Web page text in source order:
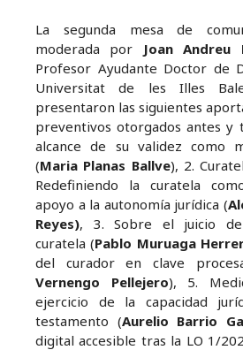
La segunda mesa de
moderada por
Joan Andreu
Profesor Ayudante Doctor de
Universitat de les Illes
presentaron las siguientes
preventivos otorgados antes y
alcance de su validez como
(Maria Planas Ballve), 2.
Redefiniendo la curatela
apoyo a la autonomía jurídica (
Reyes), 3. Sobre el juicio
curatela (Pablo Muruaga
del curador en clave
Vernengo Pellejero), 5.
ejercicio de la capacidad
testamento (Aurelio Barrio
digital accesible tras la LO 1/